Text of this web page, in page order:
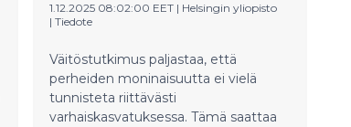
1.12.2025 08:02:00 EET | Helsingin yliopisto
| Tiedote
Väitöstutkimus paljastaa, että
perheiden moninaisuutta ei vielä
tunnisteta riittävästi
varhaiskasvatuksessa. Tämä saattaa